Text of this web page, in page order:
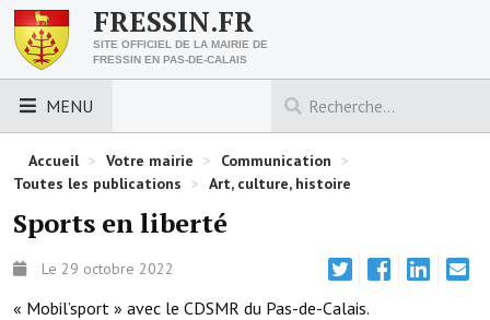
FRESSIN.FR
SITE OFFICIEL DE LA MAIRIE DE
FRESSIN EN PAS-DE-CALAIS
MENU
LES ESSENTIELS
Découvrez Fressin
Urbanisme
Accueil > Votre mairie > Communication >
Toutes les publications > Art, culture, histoire
Sports en liberté
Le 29 octobre 2022
« Mobil’sport » avec le CDSMR du Pas-de-Calais.